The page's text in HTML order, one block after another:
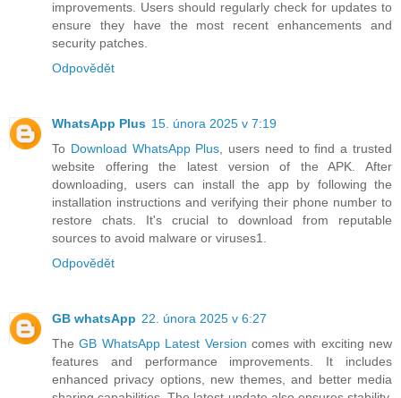
improvements. Users should regularly check for updates to
ensure they have the most recent enhancements and
security patches.
Odpovědět
WhatsApp Plus 15. února 2025 v 7:19
To Download WhatsApp Plus , users need to find a trusted
website offering the latest version of the APK. After
downloading, users can install the app by following the
installation instructions and verifying their phone number to
restore chats. It's crucial to download from reputable
sources to avoid malware or viruses1.
Odpovědět
GB whatsApp 22. února 2025 v 6:27
TheGB WhatsApp Latest Version comes with exciting new
features and performance improvements. It includes
enhanced privacy options, new themes, and better media